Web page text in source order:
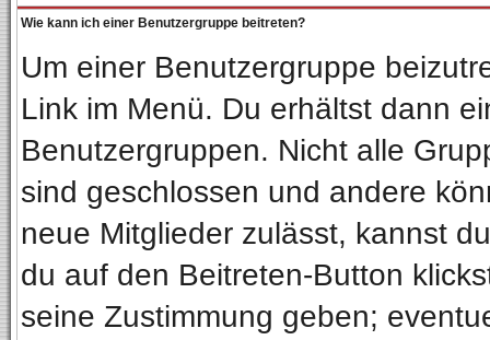
Wie kann ich einer Benutzergruppe beitreten?
Um einer Benutzergruppe
Link im Menü. Du erhältst dann
Benutzergruppen. Nicht alle
sind geschlossen und andere
neue Mitglieder zulässt, kannst
du auf den Beitreten-Button
seine Zustimmung geben;